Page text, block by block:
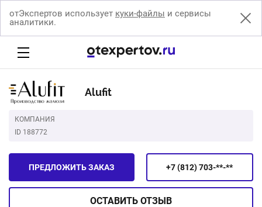
отЭкспертов использует куки-файлы и сервисы
аналитики.
Alufit
КОМПАНИЯ
ID 188772
+7 (812) 703-**-**
ПРЕДЛОЖИТЬ ЗАКАЗ
ОСТАВИТЬ ОТЗЫВ